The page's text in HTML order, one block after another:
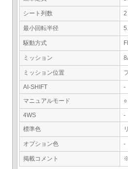
シート列数 2
最小回転半径
駆動方式
ミッション
ミッション位置
AI-SHIFT
-
マニュアルモード
○
4WS
-
標準色
オプション色 -
掲載コメント